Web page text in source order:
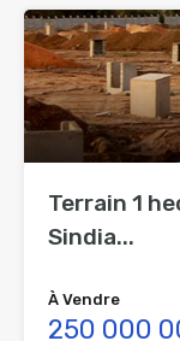
Terrain 1
Sindia...
À Vendre
250 000